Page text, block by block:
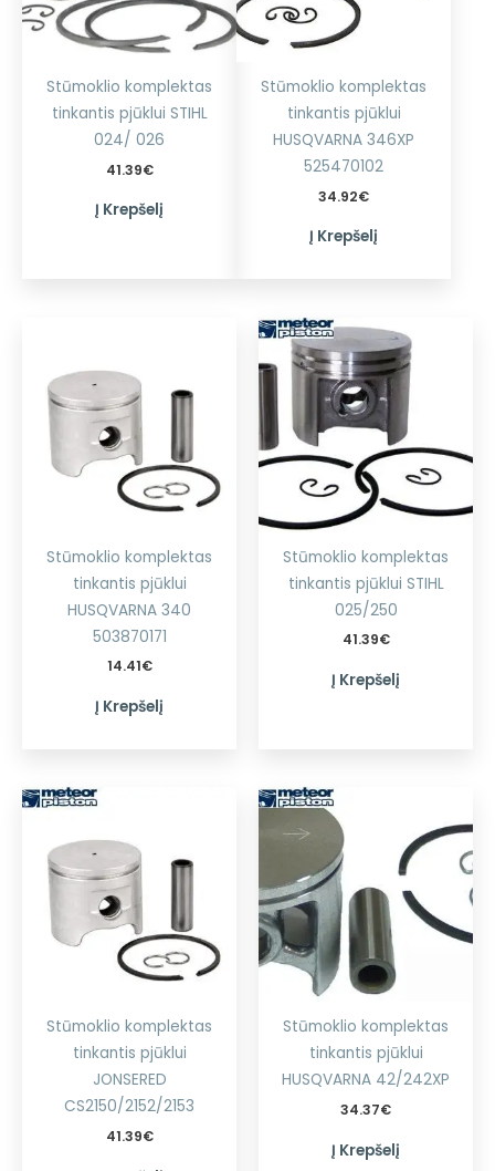
Stūmoklio komplektas
tinkantis pjūklui STIHL
024/ 026
41.39€
Į Krepšelį
Stūmoklio komplektas
tinkantis pjūklui
HUSQVARNA 346XP
525470102
34.92€
Į Krepšelį
Stūmoklio komplektas
tinkantis pjūklui
HUSQVARNA 340
503870171
14.41€
Į Krepšelį
Stūmoklio komplektas
tinkantis pjūklui STIHL
025/250
41.39€
Į Krepšelį
Stūmoklio komplektas
tinkantis pjūklui
JONSERED
CS2150/2152/2153
41.39€
Stūmoklio komplektas
tinkantis pjūklui
HUSQVARNA 42/242XP
34.37€
Į Krepšelį